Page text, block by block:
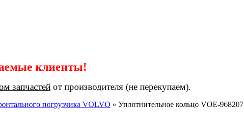
клиенты!
запчастейот производителя (не перекупаем).
погрузчика VOLVO » Уплотнительное кольцо VOE-968207